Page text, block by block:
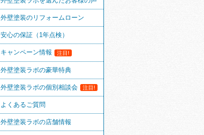
外壁塗装のリフォームローン
安心の保証（1年点検）
キャンペーン情報 注目!
外壁塗装ラボの豪華特典
外壁塗装ラボの個別相談会 注目!
よくあるご質問
外壁塗装ラボの店舗情報